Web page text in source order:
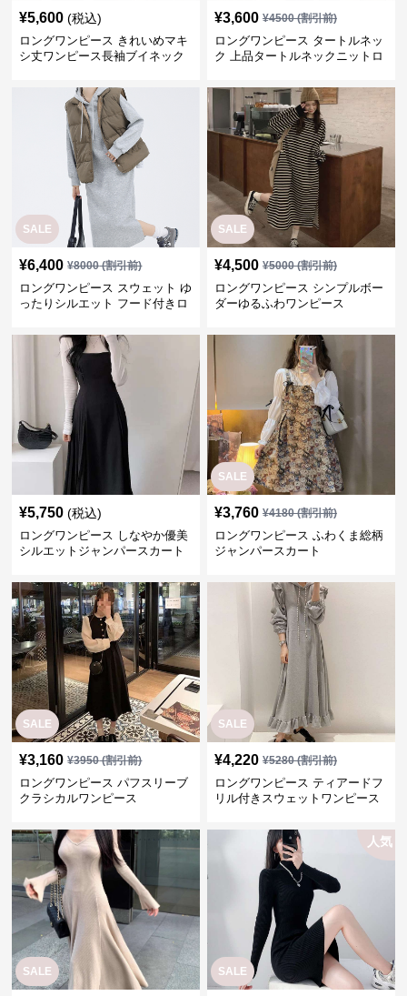
¥8000(割引前)
ロングワンピース スウェット ゆ
ったりシルエット フード付きロ
ングワンピース
SALE
4,500 ¥5000(割引前)
ロングワンピース シンプルボー
ダーゆるふわワンピース
(税込)
ロングワンピース しなやか優美
シルエットジャンパースカート
SALE
4180(割引前)
ロングワンピース ふわくま総柄
ジャンパースカート
SALE
¥3,160 ¥3950(割引前)
ロングワンピース パフスリーブ
クラシカルワンピース
SALE
5280 (割引前)
ロングワンピース ティアードフ
リル付きスウェットワンピース
SALE
3,460 ¥ 4330(割引前)
ロングワンピース シンプル細リ
ブマーメイドワンピース
SALE
¥5000(割引前)
ロングワンピース リブニットス
リムタートルワンピース